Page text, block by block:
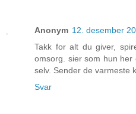
Anonym 12. desember
Takk for alt du giver,
omsorg. sier som hun
selv. Sender de varmeste
Svar